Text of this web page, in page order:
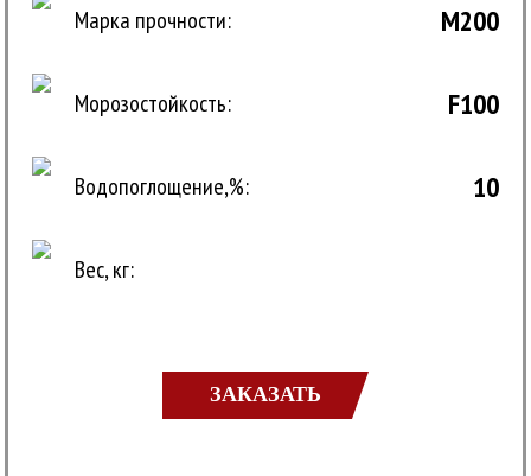
Марка прочности: M200
Морозостойкость: F100
Водопоглощение,%: 10
Вес, кг:
ЗАКАЗАТЬ